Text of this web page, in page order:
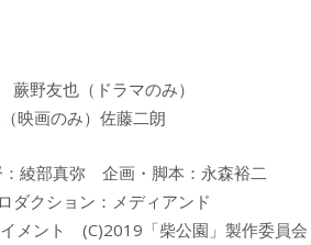
友也（ドラマのみ）
映画のみ）佐藤二朗
綾部真弥 企画・脚本：永森裕二
ダクション：メディアンド
メント (C)2019「柴公園」製作委員会